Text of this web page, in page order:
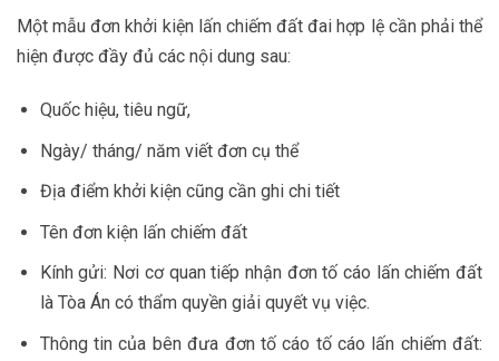
Một mẫu đơn khởi kiện lấn chiếm đất đai hợp lệ cần phải thể
hiện được đầy đủ các nội dung sau:
Quốc hiệu, tiêu ngữ,
Ngày/ tháng/ năm viết đơn cụ thể
Địa điểm khởi kiện cũng cần ghi chi tiết
Tên đơn kiện lấn chiếm đất
Kính gửi: Nơi cơ quan tiếp nhận đơn tố cáo lấn chiếm đất
là Tòa Án có thẩm quyền giải quyết vụ việc.
Thông tin của bên đưa đơn tố cáo tố cáo lấn chiếm đất: